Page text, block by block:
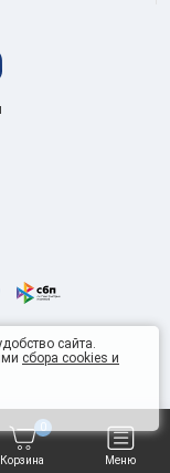
Корзина
0
Меню
сайта.
сбора cookies и